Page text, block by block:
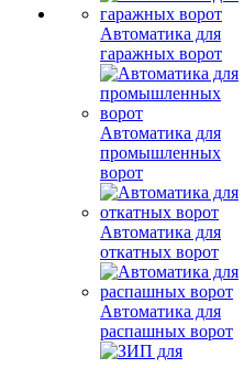
Автоматика для
гаражных ворот
Автоматика для
промышленных
ворот
Автоматика для
откатных ворот
Автоматика для
распашных ворот